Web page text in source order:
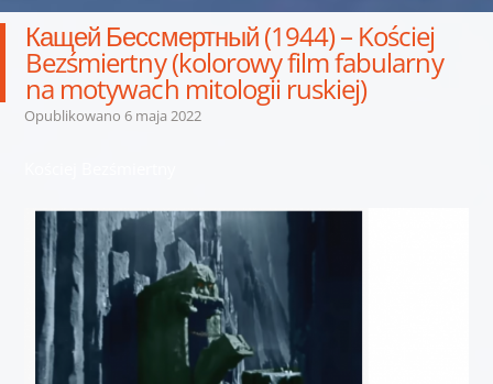
Кащей Бессмертный (1944) – Kościej
Bezśmiertny (kolorowy film fabularny
na motywach mitologii ruskiej)
Opublikowano 6 maja 2022